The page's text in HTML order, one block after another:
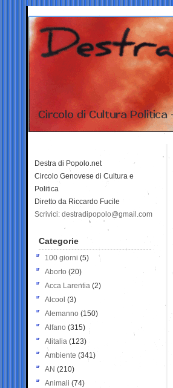
Destra di Popolo.net
Circolo Genovese di Cultura e
Politica
Diretto da Riccardo Fucile
Scrivici: destradipopolo@gmail.com
Categorie
100 giorni (5)
Aborto (20)
Acca Larentia (2)
Alcool (3)
Alemanno (150)
Alfano (315)
Alitalia (123)
Ambiente (341)
AN (210)
Animali (74)